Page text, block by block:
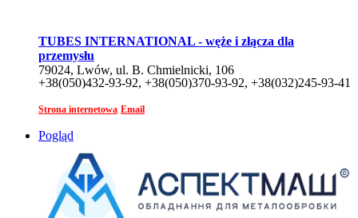
TUBES INTERNATIONAL - węże i złącza dla
przemysłu
79024, Lwów, ul. B. Chmielnicki, 106
+38(050)432-93-92, +38(050)370-93-92, +38(032)245-93-41
Strona internetowa Email
Pogląd